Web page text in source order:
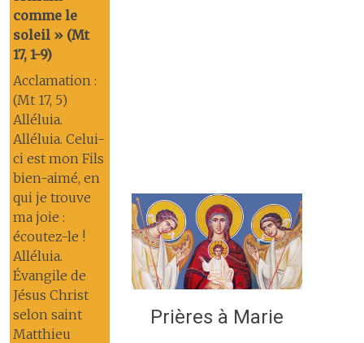
comme le
soleil » (Mt
17, 1-9)
Acclamation :
(Mt 17, 5)
Alléluia.
Alléluia. Celui-
ci est mon Fils
bien-aimé, en
qui je trouve
ma joie :
écoutez-le !
Alléluia.
Évangile de
Jésus Christ
selon saint
Matthieu
Prières à Marie